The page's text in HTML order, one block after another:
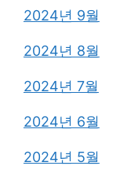
2024년 9월
2024년 8월
2024년 7월
2024년 6월
2024년 5월